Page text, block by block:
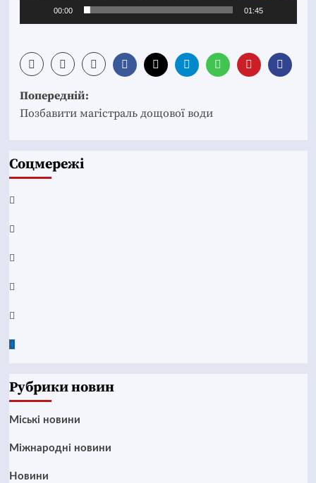
00:00 01:45
Post
navigation
Попередній:
Позбавити магістраль дощової води
Соцмережі
Facebook
YouTube
Telegram
Instagram
Twitter
Google
Рубрики новин
Mіські новини
Міжнародні новини
Новини